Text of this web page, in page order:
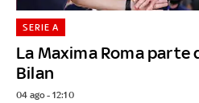
La Maxima Roma parte
Bilan
SERIE A
04 ago - 12:10